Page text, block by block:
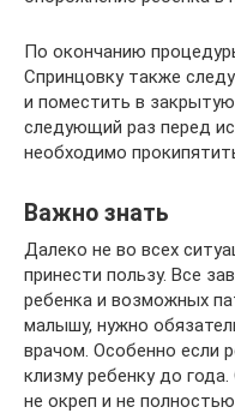
По окончанию
Спринцовку также
и поместить в
следующий раз перед
необходимо
Важно знать
Далеко не во всех
принести пользу. Все
ребенка и возможных
малышу, нужно
врачом. Особенно если
клизму ребенку до
не окреп и не